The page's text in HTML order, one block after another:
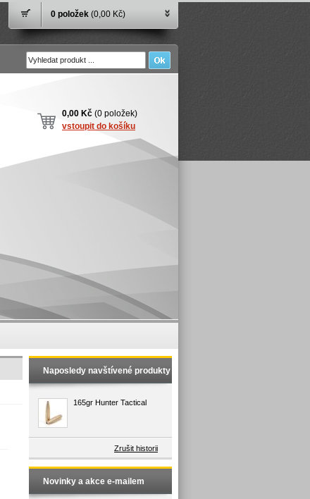
0 položek (0,00 Kč)
0,00 Kč (0 položek)
vstoupit do košíku
Naposledy navštívené produkty
165gr Hunter Tactical
Zrušit historii
Novinky a akce e-mailem